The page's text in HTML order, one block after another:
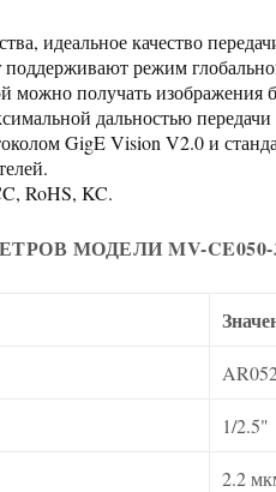
идеальное качество
режим
можно получать изображения
дальностью
GigE Vision V2.0 и
RoHS, KC.
МОДЕЛИ MV-CE050-
1/2.5"
2.2